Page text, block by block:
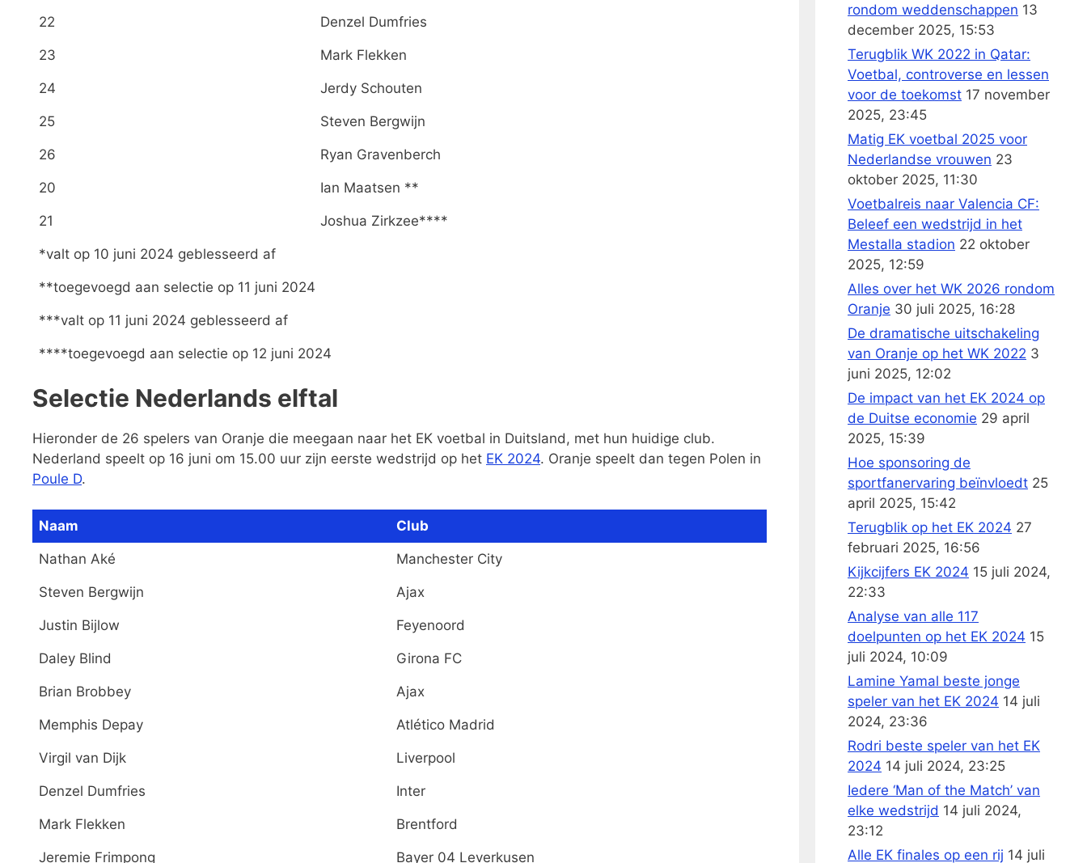
22 Denzel Dumfries
23 Mark Flekken
24 Jerdy Schouten
25 Steven Bergwijn
26 Ryan Gravenberch
20 Ian Maatsen **
21 Joshua Zirkzee****
*valt op 10 juni 2024 geblesseerd af
**toegevoegd aan selectie op 11 juni 2024
***valt op 11 juni 2024 geblesseerd af
****toegevoegd aan selectie op 12 juni 2024
Selectie Nederlands elftal
Hieronder de 26 spelers van Oranje die meegaan naar het EK voetbal in Duitsland, met hun huidige club.
Nederland speelt op 16 juni om 15.00 uur zijn eerste wedstrijd op het EK 2024. Oranje speelt dan tegen Polen in
Poule D.
Naam Club
Nathan Aké Manchester City
Steven Bergwijn Ajax
Justin Bijlow Feyenoord
Daley Blind Girona FC
Brian Brobbey Ajax
Memphis Depay Atlético Madrid
Virgil van Dijk Liverpool
Denzel Dumfries Inter
Mark Flekken Brentford
Jeremie Frimpong Bayer 04 Leverkusen
rondom weddenschappen 13
december 2025, 15:53
Terugblik WK 2022 in Qatar:
Voetbal, controverse en lessen
voor de toekomst 17 november
2025, 23:45
Matig EK voetbal 2025 voor
Nederlandse vrouwen 23
oktober 2025, 11:30
Voetbalreis naar Valencia CF:
Beleef een wedstrijd in het
Mestalla stadion 22 oktober
2025, 12:59
Alles over het WK 2026 rondom
Oranje 30 juli 2025, 16:28
De dramatische uitschakeling
van Oranje op het WK 2022 3
juni 2025, 12:02
De impact van het EK 2024 op
de Duitse economie 29 april
2025, 15:39
Hoe sponsoring de
sportfanervaring beïnvloedt 25
april 2025, 15:42
Terugblik op het EK 2024 27
februari 2025, 16:56
Kijkcijfers EK 2024 15 juli 2024,
22:33
Analyse van alle 117
doelpunten op het EK 2024 15
juli 2024, 10:09
Lamine Yamal beste jonge
speler van het EK 2024 14 juli
2024, 23:36
Rodri beste speler van het EK
2024 14 juli 2024, 23:25
Iedere ‘Man of the Match’ van
elke wedstrijd 14 juli 2024,
23:12
Alle EK finales op een rij 14 juli